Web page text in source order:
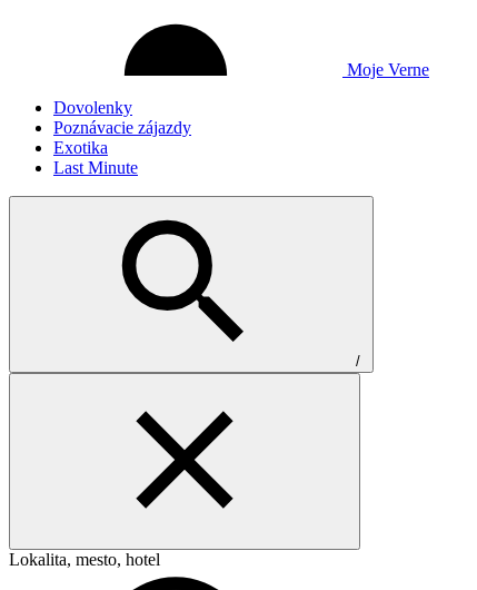
Moje Verne
Dovolenky
Poznávacie zájazdy
Exotika
Last Minute
/
Lokalita, mesto, hotel